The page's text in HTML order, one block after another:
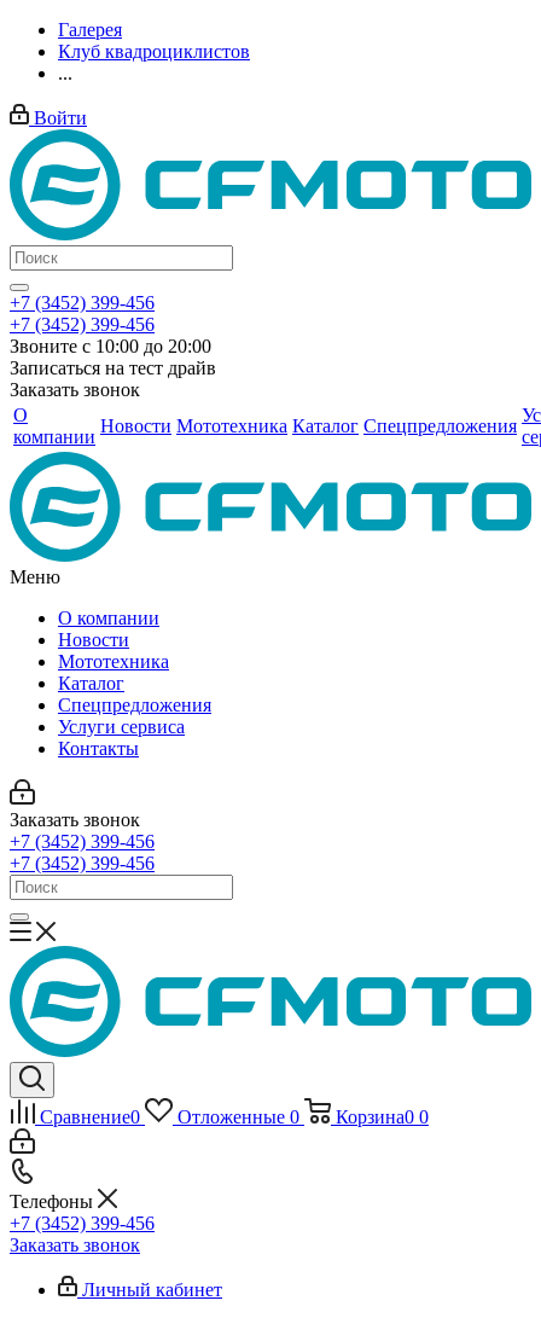
Галерея
Клуб квадроциклистов
...
Войти
+7 (3452) 399-456
+7 (3452) 399-456
Звоните с 10:00 до 20:00
Записаться на тест драйв
Заказать звонок
О
компании
Новости Мототехника Каталог Спецпредложения
Меню
О компании
Новости
Мототехника
Каталог
Спецпредложения
Услуги сервиса
Контакты
Заказать звонок
+7 (3452) 399-456
+7 (3452) 399-456
Сравнение0 Отложенные 0 Корзина0 0
Телефоны
+7 (3452) 399-456
Заказать звонок
Личный кабинет